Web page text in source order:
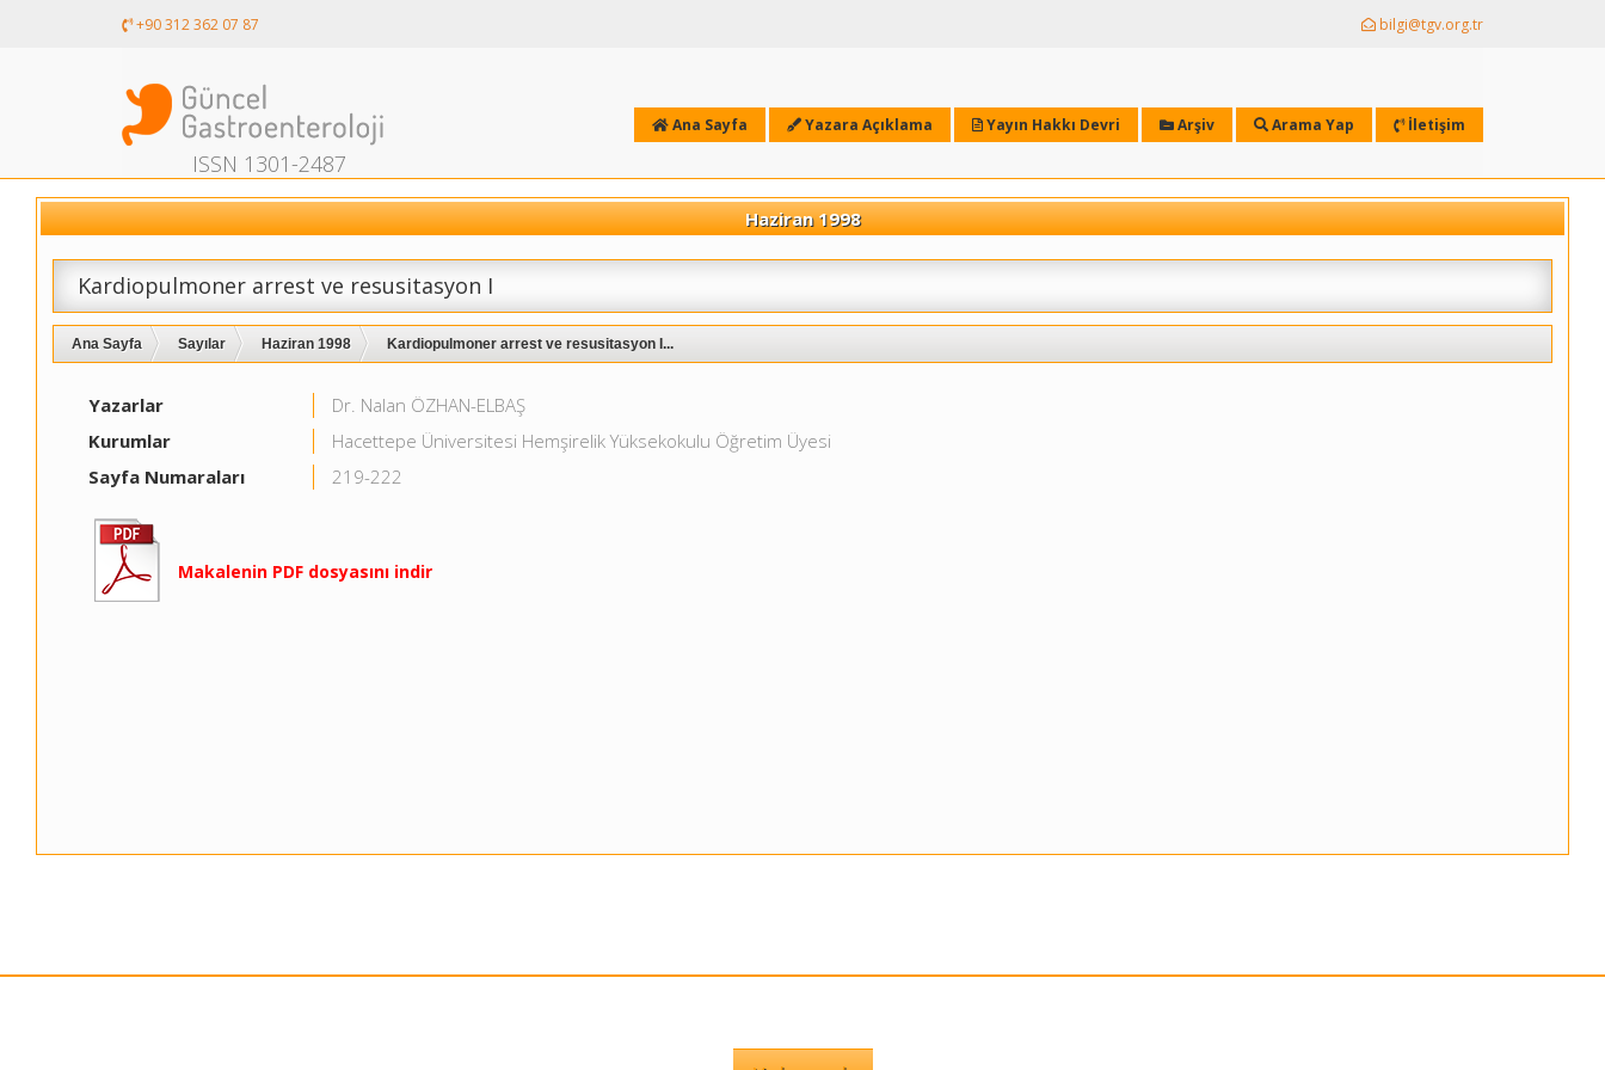
+90 312 362 07 87 bilgi@tgv.org.tr
ISSN 1301-2487
Ana Sayfa Yazara Açıklama Yayın Hakkı Devri Arşiv Arama Yap İletişim
Haziran 1998
Kardiopulmoner arrest ve resusitasyon I
Ana Sayfa Sayılar Haziran 1998 Kardiopulmoner arrest ve resusitasyon I...
Yazarlar
Dr. Nalan ÖZHAN-ELBAŞ
Kurumlar
Hacettepe Üniversitesi Hemşirelik Yüksekokulu Öğretim Üyesi
Sayfa Numaraları
219-222
Makalenin PDF dosyasını indir